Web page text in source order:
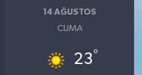
14 AĞUSTOS
CUMA
23°